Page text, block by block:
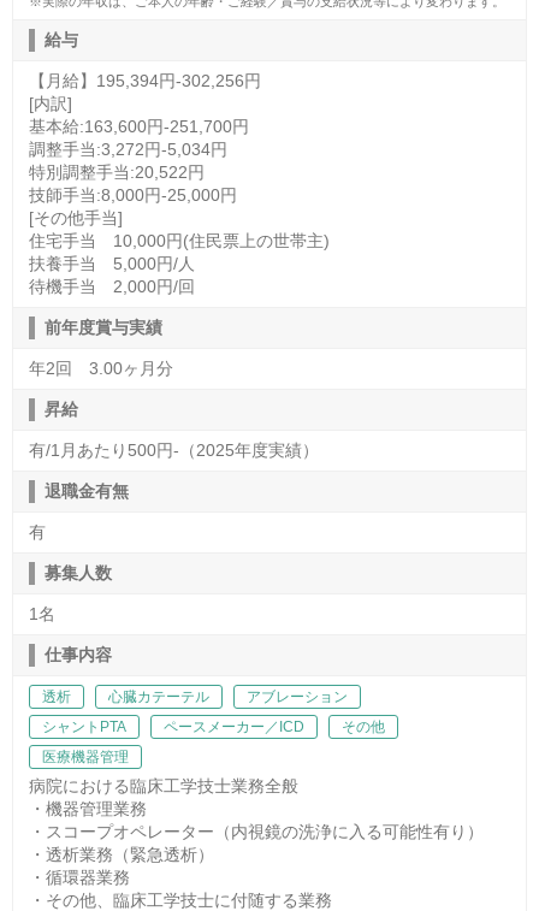
給与
【月給】195,394円-302,256円
[内訳]
基本給:163,600円-251,700円
調整手当:3,272円-5,034円
特別調整手当:20,522円
技師手当:8,000円-25,000円
[その他手当]
住宅手当 10,000円(住民票上の世帯主)
扶養手当 5,000円/人
待機手当 2,000円/回
前年度賞与実績
年2回 3.00ヶ月分
昇給
有/1月あたり500円-（2025年度実績）
退職金有無
有
募集人数
1名
仕事内容
透析 心臓カテーテル
アブレーション
シャントPTA
ペースメーカー／ICD
その他
医療機器管理
病院における臨床工学技士業務全般
・機器管理業務
・スコープオペレーター（内視鏡の洗浄に入る可能性有り）
・透析業務（緊急透析）
・循環器業務
・その他、臨床工学技士に付随する業務